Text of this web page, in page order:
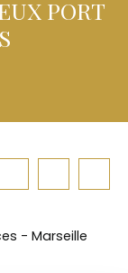
PORT
- Marseille